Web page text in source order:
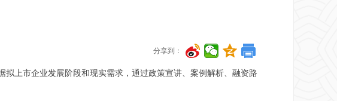
上市企业发展阶段和现实需求，通过政策宣讲、案例解析、融资路
分享到：